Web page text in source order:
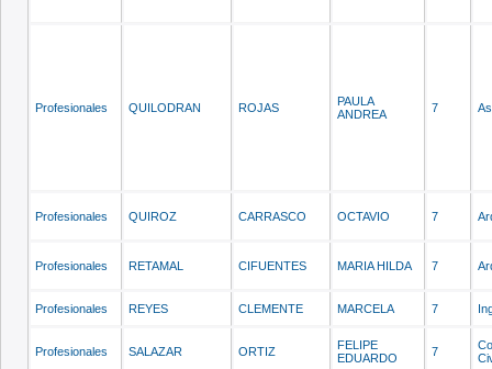
Profesionales QUILODRAN ROJAS
PAULA
ANDREA
7
Profesionales QUIROZ CARRASCO OCTAVIO 7
Profesionales RETAMAL CIFUENTES MARIA HILDA 7
Profesionales REYES CLEMENTE MARCELA 7
Profesionales SALAZAR ORTIZ
FELIPE
EDUARDO
7